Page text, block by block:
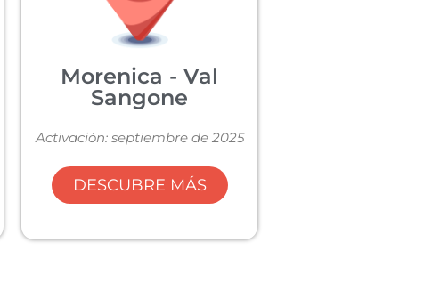
Morenica - Val
Sangone
Activación: septiembre de 2025
DESCUBRE MÁS